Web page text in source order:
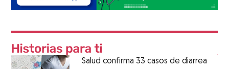
Salud confirma 33 casos de diarrea